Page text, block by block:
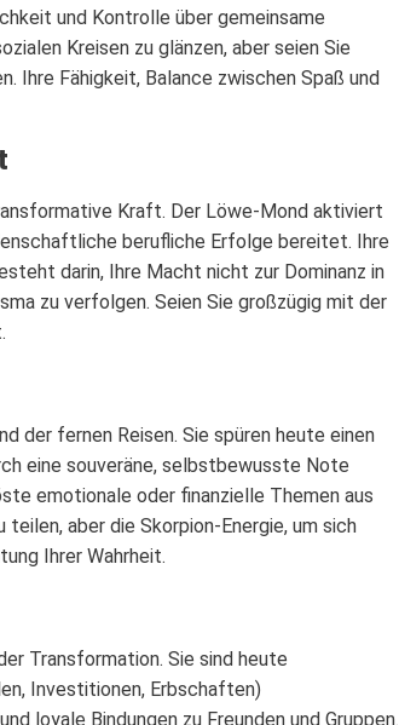
und Kontrolle über gemeinsame
Kreisen zu glänzen, aber seien Sie
Ihre Fähigkeit, Balance zwischen Spaß und
Kraft. Der Löwe-Mond aktiviert
berufliche Erfolge bereitet. Ihre
darin, Ihre Macht nicht zur Dominanz in
zu verfolgen. Seien Sie großzügig mit der
der fernen Reisen. Sie spüren heute einen
eine souveräne, selbstbewusste Note
emotionale oder finanzielle Themen aus
aber die Skorpion-Energie, um sich
Ihrer Wahrheit.
Transformation. Sie sind heute
Investitionen, Erbschaften)
loyale Bindungen zu Freunden und Gruppen.